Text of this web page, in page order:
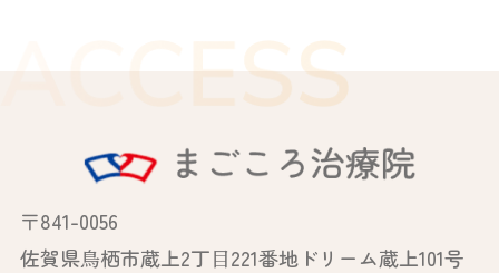
〒841-0056
佐賀県⿃栖市蔵上2丁⽬221番地ドリーム蔵上101号